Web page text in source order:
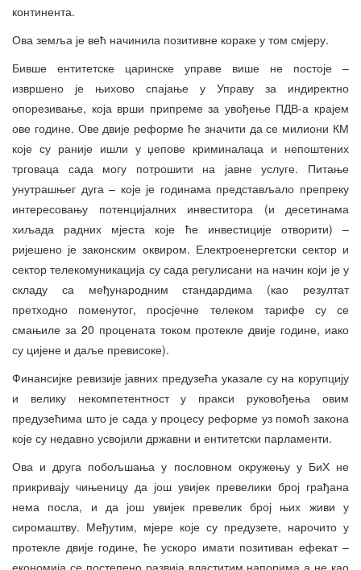
континента.
Ова земља је већ начинила позитивне кораке у том смјеру.
Бивше ентитетске царинске управе више не постоје –
извршено је њихово спајање у Управу за индиректно
опорезивање, која врши припреме за увођење ПДВ-а крајем
ове године. Ове двије реформе ће значити да се милиони КМ
које су раније ишли у џепове криминалаца и непоштених
трговаца сада могу потрошити на јавне услуге. Питање
унутрашњег дуга – које је годинама представљало препреку
интересовању потенцијалних инвеститора (и десетинама
хиљада радних мјеста које ће инвестиције отворити) –
ријешено је законским оквиром. Електроенергетски сектор и
сектор телекомуникација су сада регулисани на начин који је у
складу са међународним стандардима (као резултат
претходно поменутог, просјечне телеком тарифе су се
смањиле за 20 процената током протекле двије године, иако
су цијене и даље превисоке).
Финансијке ревизије јавних предузећа указале су на корупцију
и велику некомпетентност у пракси руковођења овим
предузећима што је сада у процесу реформе уз помоћ закона
које су недавно усвојили државни и ентитетски парламенти.
Ова и друга побољшања у пословном окружењу у БиХ не
прикривају чињеницу да још увијек превелики број грађана
нема посла, и да још увијек превелик број њих живи у
сиромаштву. Међутим, мјере које су предузете, нарочито у
протекле двије године, ће ускоро имати позитиван ефекат –
економија се постепено развија властитим напорима а не као